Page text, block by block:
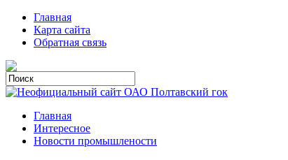
Главная
Карта сайта
Обратная связь
Главная
Интересное
Новости промышлености